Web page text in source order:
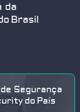
da
Brasil
Segurança
do País